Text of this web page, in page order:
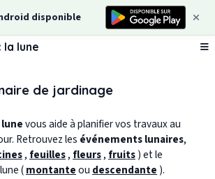
disponible
lune
de jardinage
vous aide à planifier vos travaux au
Retrouvez les événements lunaires,
, feuilles, fleurs, fruits) et le
(montanteou descendante ).